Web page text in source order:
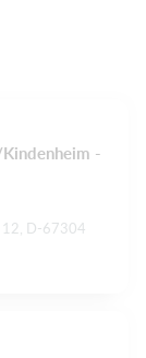
-
12, D-67304